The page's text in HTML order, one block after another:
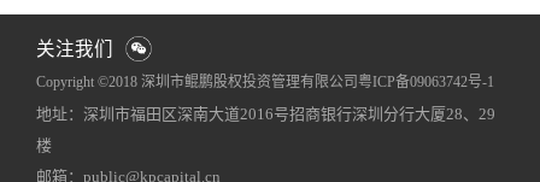
关注我们
Copyright ©2018 深圳市鲲鹏股权投资管理有限公司 粤ICP备09063742号-1
网站地图犀牛云提供企业云服务
地址：深圳市福田区深南大道2016号招商银行深圳分行大厦28、29
楼
邮箱：public@kpcapital.cn